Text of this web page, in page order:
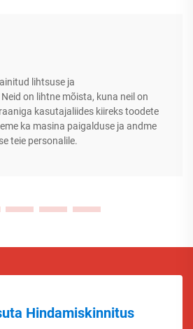
lihtsuse ja
on lihtne mõista, kuna neil on
kasutajaliides kiireks toodete
ka masina paigalduse ja andme
teie personalile.
Hindamiskinnitus